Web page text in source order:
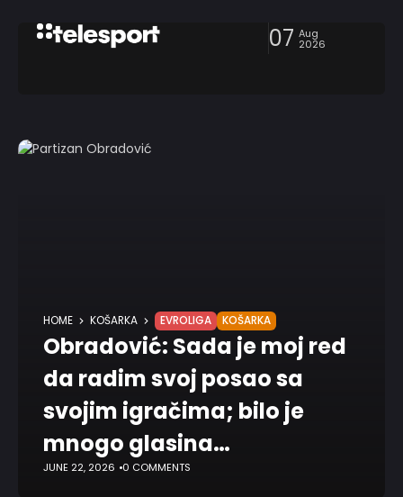
07 Aug
2026
HOME KOŠARKA EVROLIGA KOŠARKA
Obradović: Sada je moj red
da radim svoj posao sa
svojim igračima; bilo je
mnogo glasina…
JUNE 22, 2026 0 COMMENTS